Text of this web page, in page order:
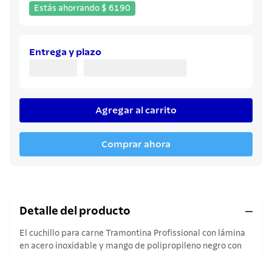
Estás ahorrando $ 6190
Entrega y plazo
Agregar al carrito
Comprar ahora
Detalle del producto
El cuchillo para carne Tramontina Profissional con lámina
en acero inoxidable y mango de polipropileno negro con